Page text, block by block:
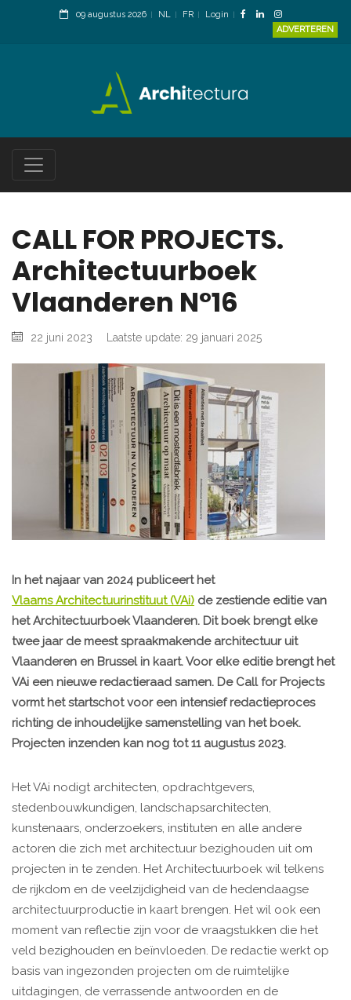
09 augustus 2026 NL FR
Login
ADVERTEREN
CALL FOR PROJECTS.
Architectuurboek
Vlaanderen N°16
22 juni 2023 Laatste update: 29 januari 2025
In het najaar van 2024 publiceert het
Vlaams Architectuurinstituut (VAi) de zestiende editie van
het Architectuurboek Vlaanderen. Dit boek brengt elke
twee jaar de meest spraakmakende architectuur uit
Vlaanderen en Brussel in kaart. Voor elke editie brengt het
VAi een nieuwe redactieraad samen. De Call for Projects
vormt het startschot voor een intensief redactieproces
richting de inhoudelijke samenstelling van het boek.
Projecten inzenden kan nog tot 11 augustus 2023.
Het VAi nodigt architecten, opdrachtgevers,
stedenbouwkundigen, landschapsarchitecten,
kunstenaars, onderzoekers, instituten en alle andere
actoren die zich met architectuur bezighouden uit om
projecten in te zenden. Het Architectuurboek wil telkens
de rijkdom en de veelzijdigheid van de hedendaagse
architectuurproductie in kaart brengen. Het wil ook een
moment van reflectie zijn voor de vraagstukken die het
veld bezighouden en beïnvloeden. De redactie werkt op
basis van ingezonden projecten om de ruimtelijke
uitdagingen, de verrassende antwoorden en de